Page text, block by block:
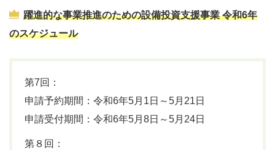
躍進的な事業推進のための設備投資支援事業 令和6年
のスケジュール
第7回：
申請予約期間：令和6年5月1日～5月21日
申請受付期間：令和6年5月8日～5月24日
第８回：